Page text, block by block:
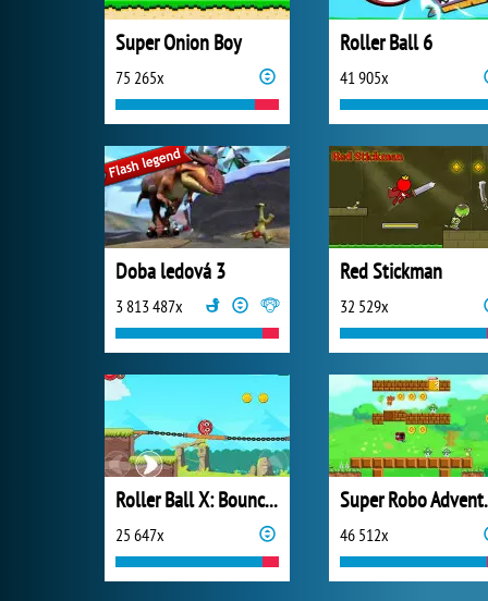
Super Onion Boy
75 265x
Roller Ball 6
41 905x
Doba ledová 3
3 813 487x
Red Stickman
32 529x
Roller Ball X: Bounce Ball
25 647x 46 512x